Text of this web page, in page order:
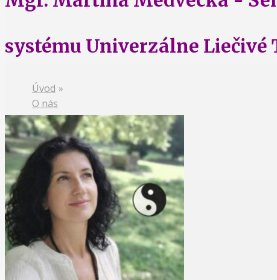
systému Univerzálne Liečivé
Úvod »
O nás